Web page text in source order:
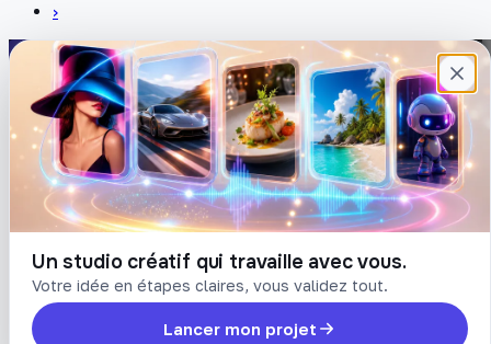
›
Un studio créatif qui travaille avec vous.
Votre idée en étapes claires, vous validez tout.
Lancer mon projet
Plateforme française de création de
contenu avec l’IA. Demandez, Roboto crée.
DÉCOUVRIR
Prompts
Blog
Tarifs
COMPTE
Connexion
Créer un compte
Mot de passe oublié
LÉGAL
Conditions